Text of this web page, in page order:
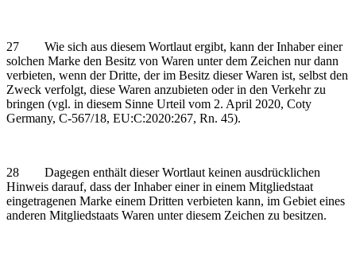
27 Wie sich aus diesem Wortlaut ergibt, kann der Inhaber einer
solchen Marke den Besitz von Waren unter dem Zeichen nur dann
verbieten, wenn der Dritte, der im Besitz dieser Waren ist, selbst den
Zweck verfolgt, diese Waren anzubieten oder in den Verkehr zu
bringen (vgl. in diesem Sinne Urteil vom 2. April 2020, Coty
Germany, C‑567/18, EU:C:2020:267, Rn. 45).
28 Dagegen enthält dieser Wortlaut keinen ausdrücklichen
Hinweis darauf, dass der Inhaber einer in einem Mitgliedstaat
eingetragenen Marke einem Dritten verbieten kann, im Gebiet eines
anderen Mitgliedstaats Waren unter diesem Zeichen zu besitzen.